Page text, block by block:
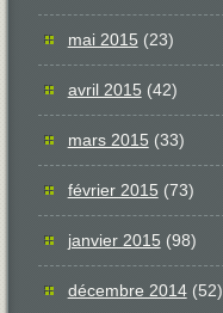
mai 2015 (23)
avril 2015(42)
mars 2015(33)
février 2015(73)
janvier 2015(98)
décembre 2014(52)